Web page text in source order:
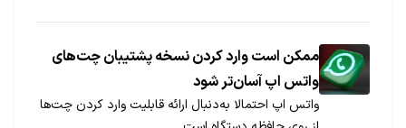
ممکن است وارد کردن نسخه پشتیبان چت‌های
واتس اپ آسان‌تر شود
واتس اپ احتمالا به‌دنبال ارائه قابلیت وارد کردن چت‌ها